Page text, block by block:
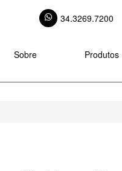
34.3269.7200
Sobre Produtos